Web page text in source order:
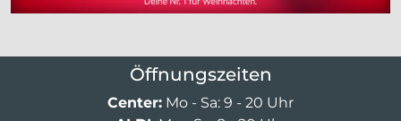
Öffnungszeiten
Center: Mo - Sa: 9 - 20 Uhr